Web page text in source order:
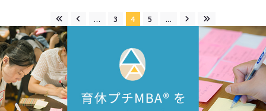
... 3 4 5 ...